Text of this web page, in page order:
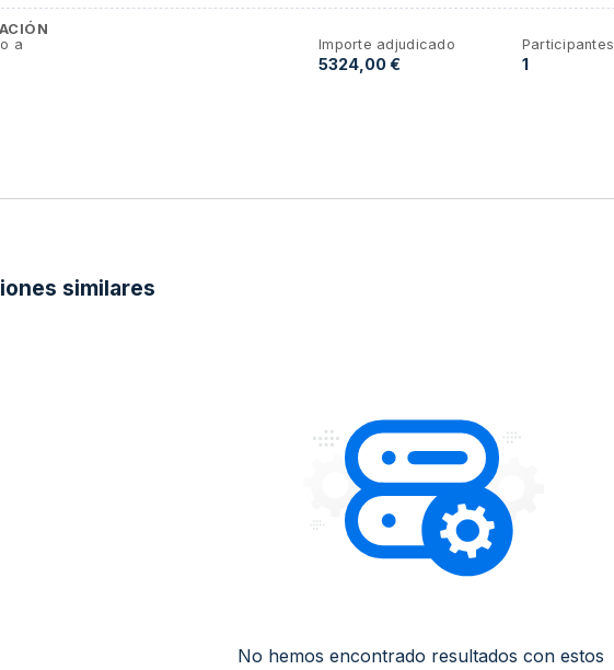
a
Importe adjudicado
5324,00 €
Participantes
1
similares
No hemos encontrado resultados con estos